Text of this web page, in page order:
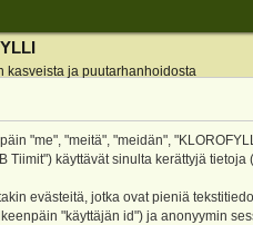
kasveista ja puutarhanhoidosta
"me", "meitä", "meidän",
käyttävät sinulta kerättyjä tietoja
evästeitä, jotka ovat pieniä
"käyttäjän id") ja anonyymin